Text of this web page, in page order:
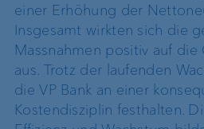
einer Erhöhung der
Insgesamt wirkten sich die
Massnahmen positiv auf
aus. Trotz der laufenden
die VP Bank an einer
Kostendisziplin festhalten.